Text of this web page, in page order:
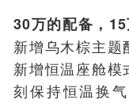
30万的配备，15
新增乌木棕主题
新增恒温座舱模
刻保持恒温换